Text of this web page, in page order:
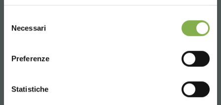
delNecessari
Preferenze
Statistiche
compras futuras *
15.000 €
(selecciona la opción Newsletter durante el